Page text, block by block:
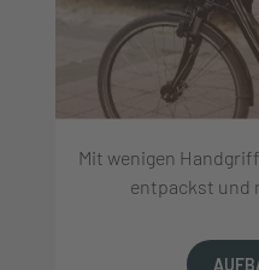
Mit wenigen
entpackst und